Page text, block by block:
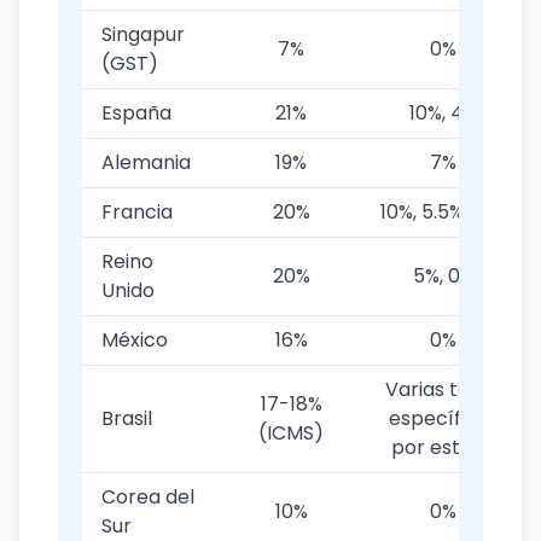
Singapur
(GST)
7% 0%
España 21%
10%, 4%
Alemania
19%
7%
Francia
20%
10%, 5.5%, 2.1%
Reino
Unido
20% 5%, 0%
México 16% 0%
Brasil
17-18%
(ICMS)
Varias tasas
específicas
por estado
Corea del
Sur
10% 0%